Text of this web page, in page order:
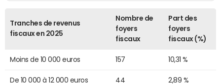
Tranches de revenus
fiscaux en 2025
Nombre de
foyers
fiscaux
Part des
foyers
fiscaux (%)
Moins de 10 000 euros 157 10,31 %
De 10 000 à 12 000 euros 44 2,89 %